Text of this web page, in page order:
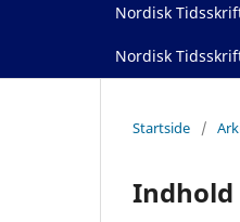
Nordisk
Nordisk
Startside /
Indhold